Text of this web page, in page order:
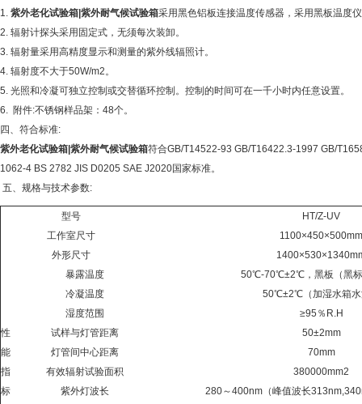
1. 紫外老化试验箱|紫外耐气候试验箱采用黑色铝板连接温度传感器，采用黑板温度
2. 辐射计探头采用固定式，无须每次装卸。
3. 辐射量采用高精度显示和测量的紫外线辐照计。
4. 辐射度不大于50W/m2。
5. 光照和冷凝可独立控制或交替循环控制。控制的时间可在一千小时内任意设置。
6. 附件:不锈钢样品架：48个。
四、符合标准:
紫外老化试验箱|紫外耐气候试验箱符合GB/T14522-93 GB/T16422.3-1997 GB/
1062-4 BS 2782 JIS D0205 SAE J2020国家标准。
五、规格与技术参数:
型号
HT/Z-UV
工作室尺寸
1100×450×500mm
外形尺寸
性
能
指
标
暴露温度 50℃-70℃±2℃，黑板（黑
冷凝温度
50℃±2℃（加湿水箱水
湿度范围
≥95％R.H
试样与灯管距离
50±2mm
灯管间中心距离
70mm
有效辐射试验面积
380000mm2
紫外灯波长
280～400nm（峰值波长